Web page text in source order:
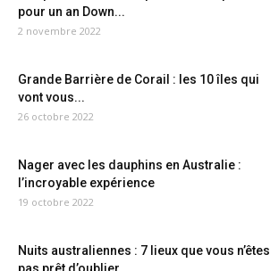
pour un an Down...
2 novembre 2022
Grande Barrière de Corail : les 10 îles qui
vont vous...
26 octobre 2022
Nager avec les dauphins en Australie :
l’incroyable expérience
19 octobre 2022
Nuits australiennes : 7 lieux que vous n’êtes